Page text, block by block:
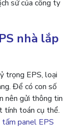
sử của công ty
nhà lắp
trọng EPS, loại
Để có con số
nên gửi thông tin
tính toán cụ thể.
tấm panel EPS